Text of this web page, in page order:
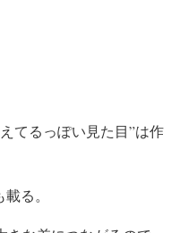
てるっぽい見た目”は作
る。